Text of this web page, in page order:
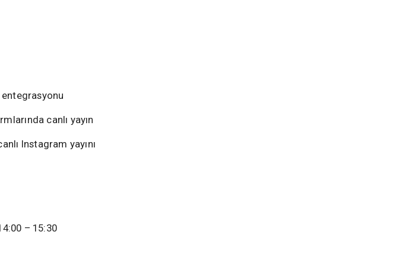
entegrasyonu
canlı yayın
Instagram yayını
– 15:30